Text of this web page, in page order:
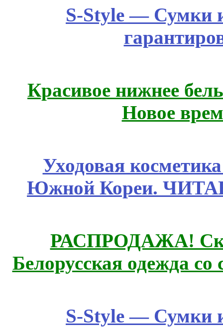
S-Style — Сумки
Красивое нижнее
Новое
Уходовая
Южной Кореи.
РАСПРОДАЖА!
Белорусская одежда
S-Style — Сумки